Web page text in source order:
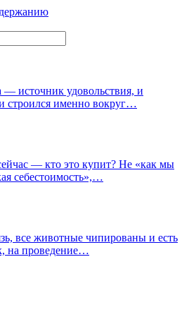
— источник удовольствия, и
строился именно вокруг…
— кто это купит? Не «как мы
себестоимость»,…
все животные чипированы и есть
на проведение…